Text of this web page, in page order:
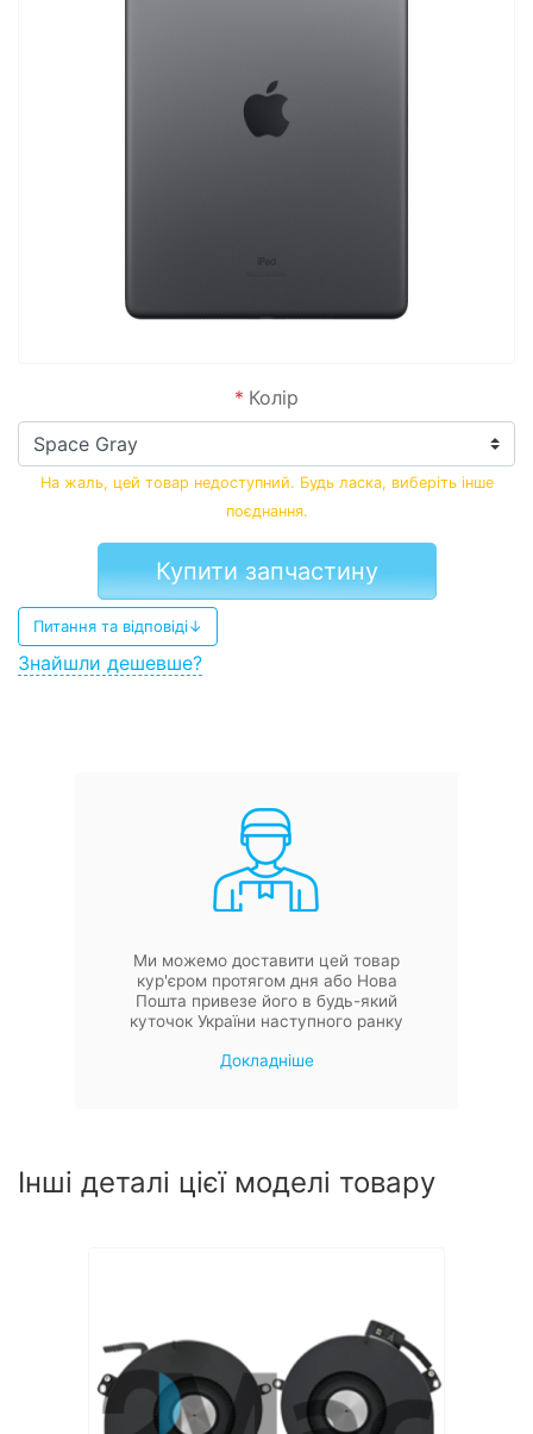
* Колір
На жаль, цей товар недоступний. Будь ласка, виберіть інше
поєднання.
Купити запчастину
Питання та відповіді↓
Знайшли дешевше?
Ми можемо доставити цей товар
кур'єром протягом дня або Нова
Пошта привезе його в будь-який
куточок України наступного ранку
Докладніше
Інші деталі цієї моделі товару